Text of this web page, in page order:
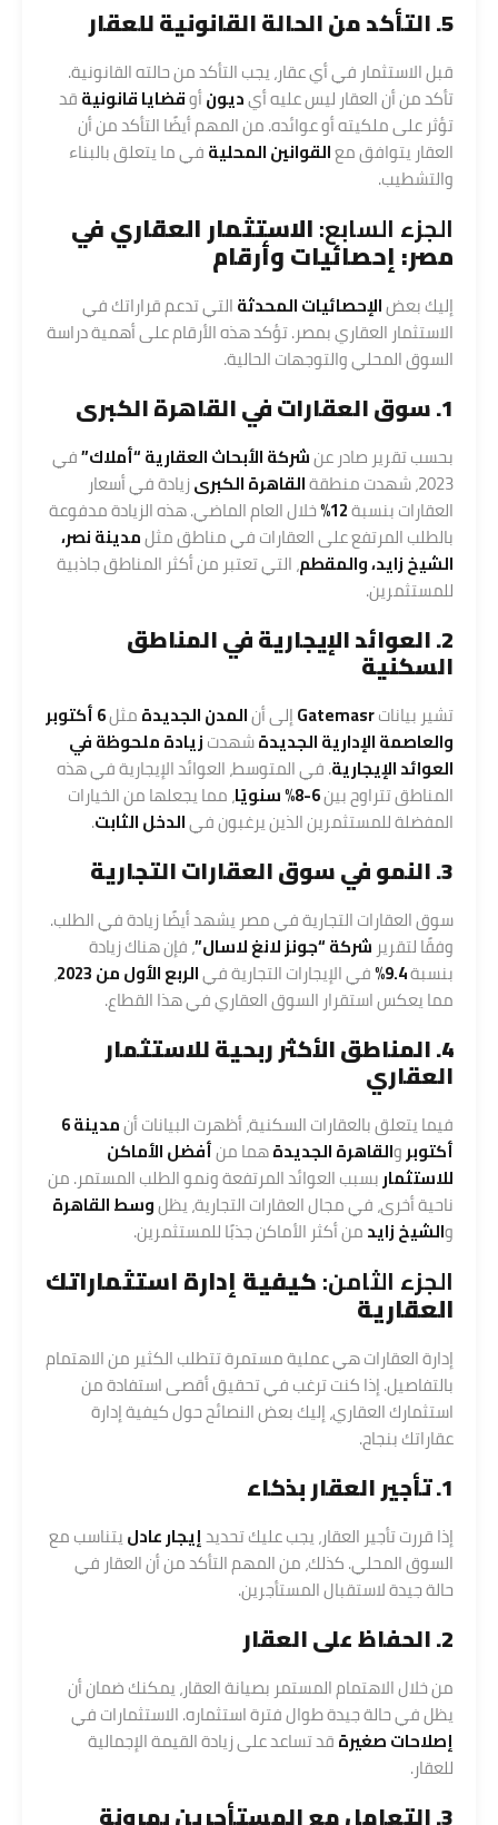
5. التأكد من الحالة القانونية للعقار
قبل الاستثمار في أي عقار، يجب التأكد من حالته القانونية.
تأكد من أن العقار ليس عليه أيديونأوقضايا قانونيةقد
تؤثر على ملكيته أو عوائده. من المهم أيضًا التأكد من أن
العقار يتوافق معالقوانين المحليةفي ما يتعلق بالبناء
والتشطيب.
الجزء السابع:الاستثمار العقاري في
مصر: إحصائيات وأرقام
إليك بعضالإحصائيات المحدثةالتي تدعم قراراتك في
الاستثمار العقاري بمصر. تؤكد هذه الأرقام على أهمية دراسة
السوق المحلي والتوجهات الحالية.
1. سوق العقارات في القاهرة الكبرى
بحسب تقرير صادر عنشركة الأبحاث العقارية “أملاك”في
2023، شهدت منطقة
القاهرة الكبرىزيادة في أسعار
العقارات بنسبة12% خلال العام الماضي. هذه الزيادة مدفوعة
بالطلب المرتفع على العقارات في مناطق مثلمدينة نصر،
الشيخ زايد، والمقطم، التي تعتبر من أكثر المناطق جاذبية
للمستثمرين.
2. العوائد الإيجارية في المناطق
السكنية
تشير بياناتGatemasrإلى أنالمدن الجديدةمثل 6 أكتوبر
والعاصمة الإدارية الجديدةشهدتزيادة ملحوظة في
العوائد الإيجارية. في المتوسط، العوائد الإيجارية في هذه
المناطق تتراوح بين6-8% سنويًا
، مما يجعلها من الخيارات
المفضلة للمستثمرين الذين يرغبون فيالدخل الثابت.
3. النمو في سوق العقارات التجارية
سوق العقارات التجارية في مصر يشهد أيضًا زيادة في الطلب.
وفقًا لتقرير شركة “جونز لانغ لاسال”، فإن هناك زيادة
بنسبة9.4% في الإيجارات التجارية فيالربع الأول من 2023
،
مما يعكس استقرار السوق العقاري في هذا القطاع.
4. المناطق الأكثر ربحية للاستثمار
العقاري
فيما يتعلق بالعقارات السكنية، أظهرت البيانات أن
مدينة 6
أكتوبروالقاهرة الجديدةهما منأفضل الأماكن
للاستثماربسبب العوائد المرتفعة ونمو الطلب المستمر. من
ناحية أخرى، في مجال العقارات التجارية، يظلوسط القاهرة
والشيخ زايدمن أكثر الأماكن جذبًا للمستثمرين.
الجزء الثامن:كيفية إدارة استثماراتك
العقارية
إدارة العقارات هي عملية مستمرة تتطلب الكثير من الاهتمام
بالتفاصيل. إذا كنت ترغب في تحقيق أقصى استفادة من
استثمارك العقاري، إليك بعض النصائح حول كيفية إدارة
عقاراتك بنجاح.
1. تأجير العقار بذكاء
إذا قررت تأجير العقار، يجب عليك تحديدإيجار عادليتناسب مع
السوق المحلي. كذلك، من المهم التأكد من أن العقار في
حالة جيدة لاستقبال المستأجرين.
2. الحفاظ على العقار
من خلال الاهتمام المستمر بصيانة العقار، يمكنك ضمان أن
يظل في حالة جيدة طوال فترة استثماره. الاستثمارات في
إصلاحات صغيرةقد تساعد على زيادة القيمة الإجمالية
للعقار.
3. التعامل مع المستأجرين بمرونة